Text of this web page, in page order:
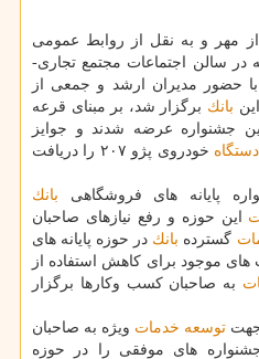
مهر و به نقل از روابط عمومی
سالن اجتماعات مجتمع تجاری-
حضور مدیران ارشد و جمعی از
بانك برگزار شد، بر مبنای قرعه
جشنواره عرضه شدند و جوایز
دستگاه
خودروی پژو ۲۰۷ را دریافت
پایانه های فروشگاهی بانك
این حوزه و رفع نیازهای صاحبان
گسترده بانك در حوزه پایانه های
موجود برای كاهش استفاده از
به صاحبان كسب وكارها برگزار
توسعه خدمات ویژه به صاحبان
های موفقی را در حوزه